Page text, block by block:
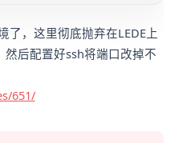
了，这里彻底抛弃在LEDE上
后配置好ssh将端口改掉不
651/